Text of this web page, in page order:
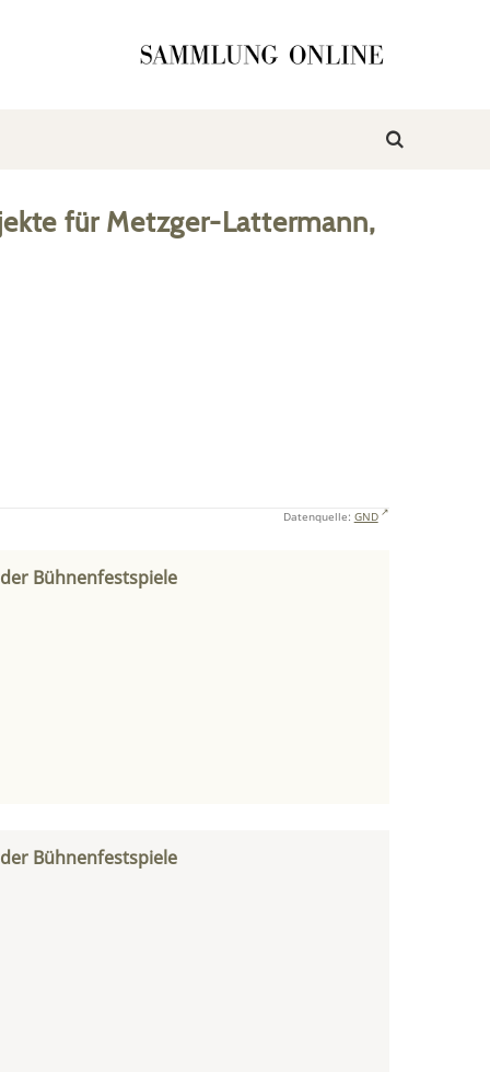
für Metzger-Lattermann,
Datenquelle: GND
Bühnenfestspiele
Bühnenfestspiele